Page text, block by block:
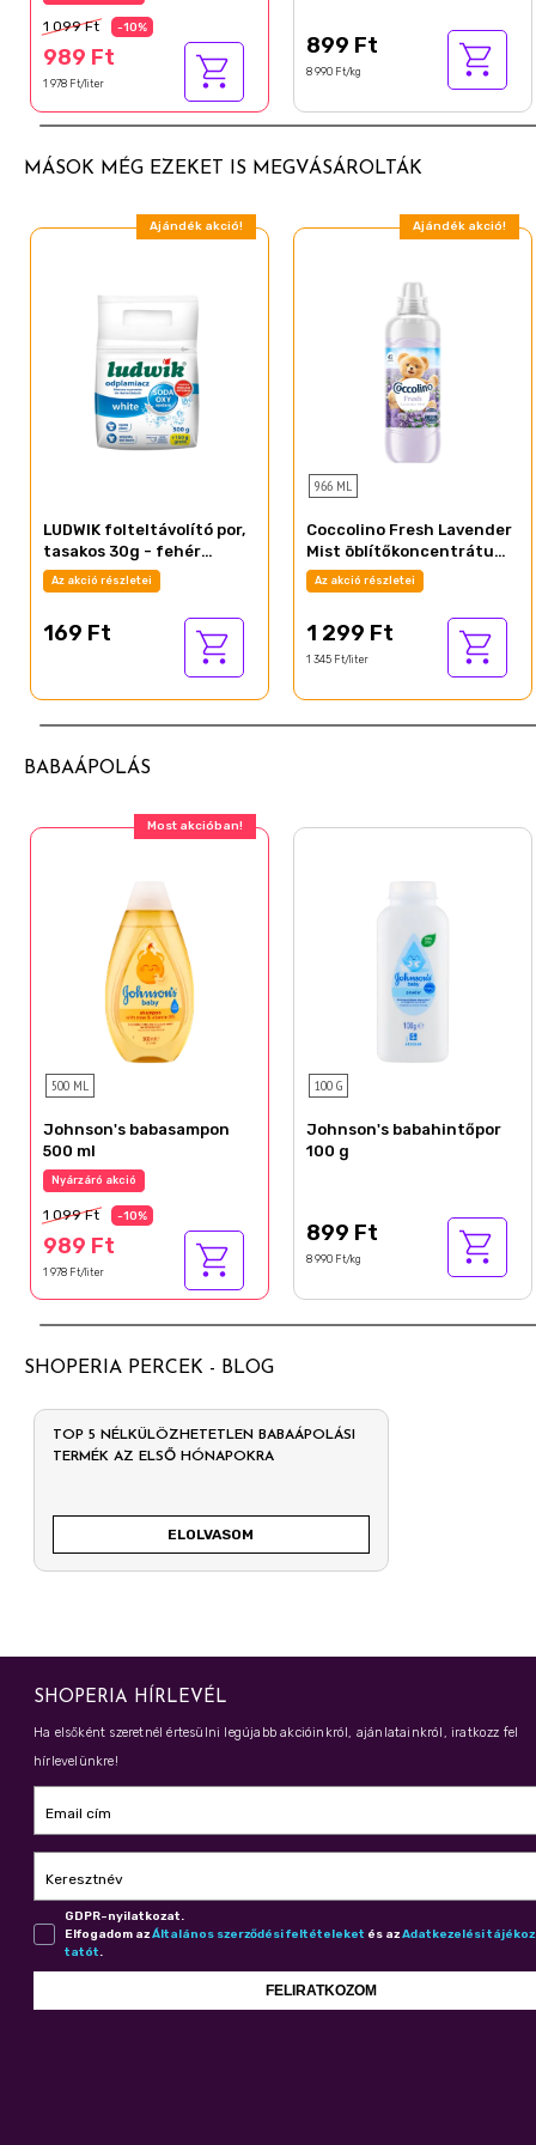
Oleic Acid
Phenoxyethanol
Parfum
1 099 Ft -10%
989 Ft
1 978 Ft/liter
899 Ft
8 990 Ft/kg
MÁSOK MÉG EZEKET IS MEGVÁSÁROLTÁK
Ajándék akció!
LUDWIK folteltávolító por,
tasakos 30g - fehér
ruhákhoz (18/#)
Az akció részletei
169 Ft
Ajándék akció!
966 ML
Coccolino Fresh Lavender
Mist öblítőkoncentrátum
42 mosás 966 ml
Az akció részletei
1 299 Ft
1 345 Ft/liter
BABAÁPOLÁS
Most akcióban!
500 ML
Johnson's babasampon
500 ml
Nyárzáró akció
1 099 Ft -10%
989 Ft
1 978 Ft/liter
100 G
Johnson's babahintőpor
100 g
899 Ft
8 990 Ft/kg
SHOPERIA PERCEK - BLOG
TOP 5 NÉLKÜLÖZHETETLEN BABAÁPOLÁSI
TERMÉK AZ ELSŐ HÓNAPOKRA
ELOLVASOM
SHOPERIA HÍRLEVÉL
Ha elsőként szeretnél értesülni legújabb akcióinkról, ajánlatainkról, iratkozz fel
hírlevelünkre!
Email cím
Keresztnév
GDPR-nyilatkozat.
Elfogadom azÁl­ta­lá­nos szer­ző­dé­si fel­té­te­le­ket és azAdat­ke­ze­lé­si
ta­tót.
FELIRATKOZOM